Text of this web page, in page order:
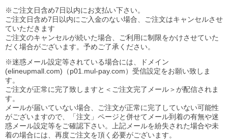
※ご注文日含め7日以内にお支払い下さい。
ご注文日含め7日以内にご入金のない場合、ご注文はキャンセルさせ
ていただきます
ご注文のキャンセルが続いた場合、ご利用に制限をかけさせていた
だく場合がございます。予めご了承ください。
※迷惑メール設定等されている場合には、ドメイン
(elineupmall.com)（p01.mul-pay.com）受信設定をお願い致しま
す。
ご注文が正常に完了致しますと＜ご注文完了メール＞が配信されま
す。
メールが届いていない場合、ご注文が正常に完了していない可能性
がございますので、「注文」ページと併せてメール到着の有無や迷
惑メール設定等をご確認下さい。
上記メールを紛失された場合や未
着の場合には、再度ご注文を頂く必要がございます。